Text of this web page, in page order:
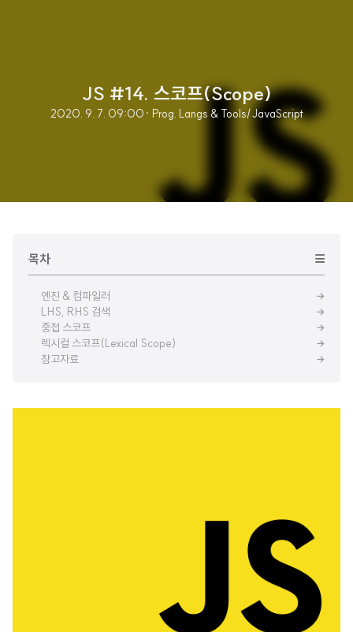
JS #14. 스코프(Scope)
2020. 9. 7. 09:00 · Prog. Langs & Tools/JavaScript
목차
엔진 & 컴파일러
LHS, RHS 검색
중첩 스코프
렉시컬 스코프(Lexical Scope)
참고자료